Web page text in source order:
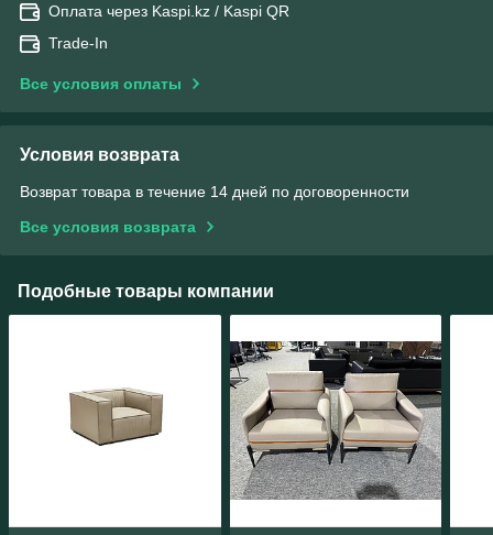
Оплата через Kaspi.kz / Kaspi QR
Trade-In
Все условия оплаты
Условия возврата
Возврат товара в течение 14 дней по договоренности
Все условия возврата
Подобные товары компании